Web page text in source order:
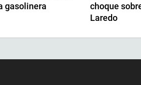
gasolinera
choque
Laredo